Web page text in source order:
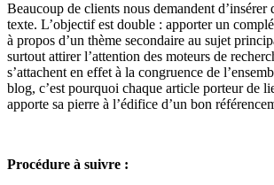
Beaucoup de clients nous demandent d’insérer
texte. L’objectif est double : apporter un
à propos d’un thème secondaire au sujet
surtout attirer l’attention des moteurs de
s’attachent en effet à la congruence de
blog, c’est pourquoi chaque article porteur de
apporte sa pierre à l’édifice d’un bon
Procédure à suivre :